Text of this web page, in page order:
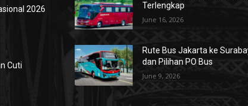
2026
Cuti
Terlengkap
June 16, 2026
Rute Bus Jakarta ke
dan Pilihan PO Bus
June 9, 2026